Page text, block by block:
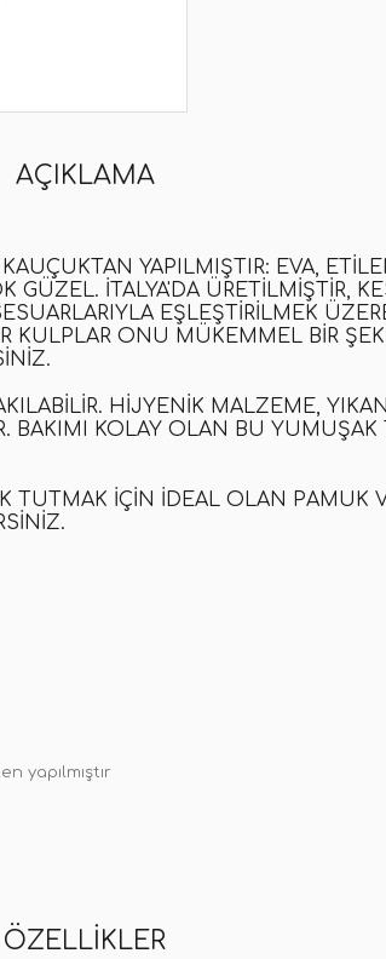
AÇIKLAMA
YAPILMIŞTIR: EVA,
İTALYA'DA ÜRETILMIŞTIR,
EŞLEŞTIRILMEK
KULPLAR ONU MÜKEMMEL BIR
HIJYENIK MALZEME,
BAKIMI KOLAY OLAN BU
TUTMAK IÇIN IDEAL OLAN PAMUK
yapılmıştır
ÖZELLIKLER